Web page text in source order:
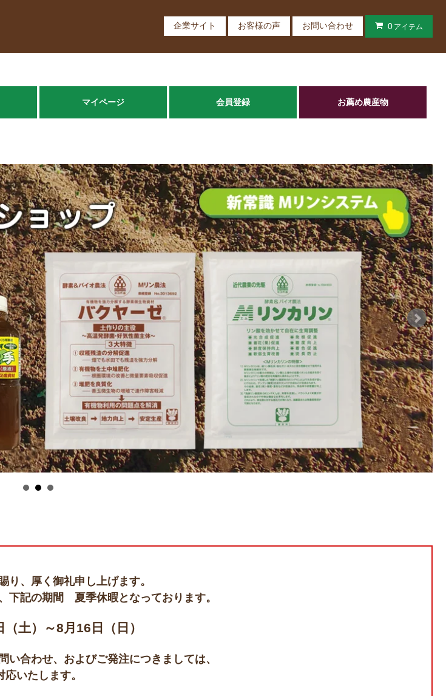
企業サイト お客様の声 お問い合わせ 0 アイテム
マイページ 会員登録 お薦め農産物
り、厚く御礼申し上げます。
下記の期間 夏季休暇となっております。
土）～8月16日（日）
い合わせ、およびご発注につきましては、
いたします。